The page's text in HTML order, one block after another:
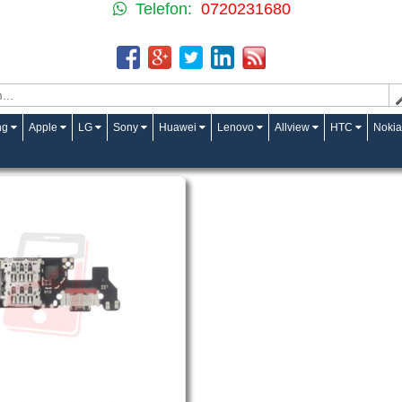
Telefon: 0720231680
Apple LG Sony Huawei Lenovo Allview HTC Nokia